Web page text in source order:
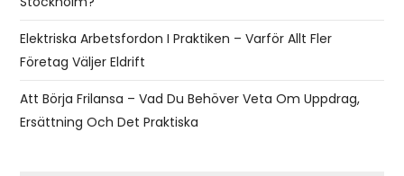
Elektriska Arbetsfordon I Praktiken – Varför Allt Fler
Företag Väljer Eldrift
Att Börja Frilansa – Vad Du Behöver Veta Om Uppdrag,
Ersättning Och Det Praktiska